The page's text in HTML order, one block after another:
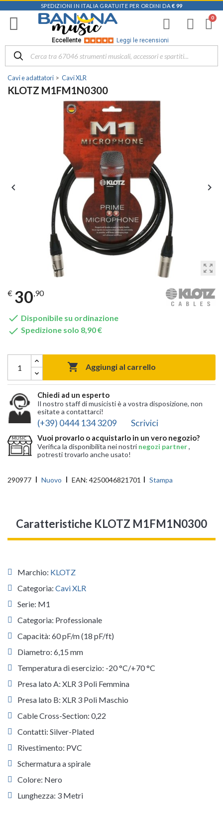
SPEDIZIONI IN ITALIA GRATUITE PER ORDINI DA € 99
Eccellente Leggi le recensioni
Cavi e adattatori Cavi XLR
KLOTZ M1FM1N0300
zoom_out_map
 
€ 30,90
 Disponibile su ordinazione
 Spedizione solo 8,90 €
 Aggiungi al carrello
Chiedi ad un esperto
Il nostro staff di musicisti è a vostra disposizione, non
esitate a contattarci!
(+39) 0444 134 3209 Scrivici
Vuoi provarlo o acquistarlo in un vero negozio?
Verifica la disponibilita nei nostri negozi partner,
potresti trovarlo anche usato!
290977 Nuovo EAN: 4250046821701 Stampa
Caratteristiche KLOTZ M1FM1N0300
Marchio: KLOTZ
Categoria: Cavi XLR
Serie: M1
Categoria: Professionale
Capacità: 60 pF/m (18 pF/ft)
Diametro: 6,15 mm
Temperatura di esercizio: -20 °C/+70 °C
Presa lato A: XLR 3 Poli Femmina
Presa lato B: XLR 3 Poli Maschio
Cable Cross-Section: 0,22
Contatti: Silver-Plated
Rivestimento: PVC
Schermatura a spirale
Colore: Nero
Lunghezza: 3 Metri